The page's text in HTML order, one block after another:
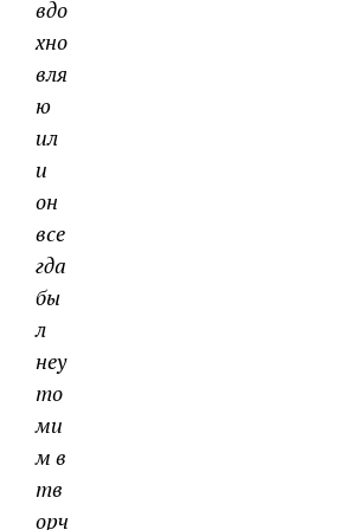
вдо
хно
вля
ю
ил
и
он
все
гда
бы
л
неу
то
ми
м в
тв
орч